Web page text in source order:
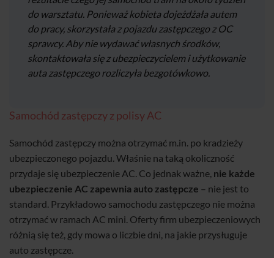
do warsztatu. Ponieważ kobieta dojeżdżała autem
do pracy, skorzystała z pojazdu zastępczego z OC
sprawcy. Aby nie wydawać własnych środków,
skontaktowała się z ubezpieczycielem i użytkowanie
auta zastępczego rozliczyła bezgotówkowo.
Samochód zastępczy z polisy AC
Samochód zastępczy można otrzymać m.in. po kradzieży
ubezpieczonego pojazdu. Właśnie na taką okoliczność
przydaje się ubezpieczenie AC. Co jednak ważne, nie każde
ubezpieczenie AC zapewnia auto zastępcze – nie jest to
standard. Przykładowo samochodu zastępczego nie można
otrzymać w ramach AC mini. Oferty firm ubezpieczeniowych
różnią się też, gdy mowa o liczbie dni, na jakie przysługuje
auto zastępcze.